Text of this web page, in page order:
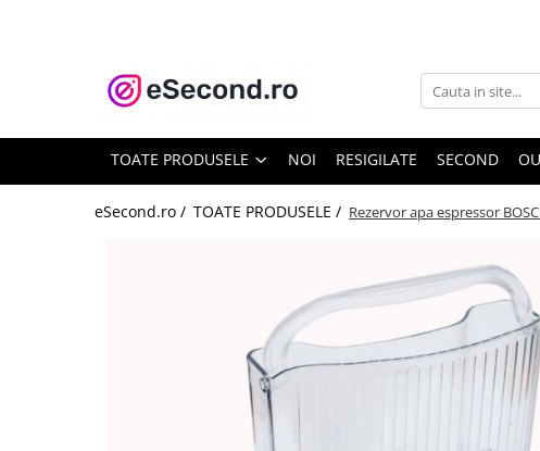
TOATE PRODUSELE
Accesorii Auto
Covorase auto
TOATE PRODUSELE NOI RESIGILATE SECOND
eSecond.ro / TOATE PRODUSELE / Rezervor apa espressor